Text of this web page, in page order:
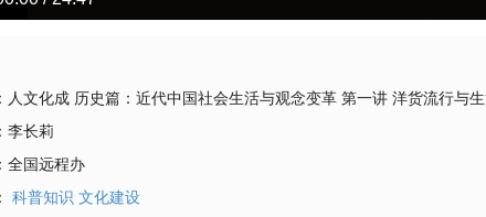
人文化成 历史篇：近代中国社会生活与观念变革 第一讲 洋货流行与
李长莉
全国远程办
科普知识 文化建设